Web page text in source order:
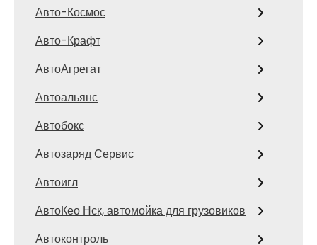
Авто-Космос
Авто-Крафт
АвтоАгрегат
Автоальянс
Автобокс
Автозаряд Сервис
Автоигл
АвтоКео Нск, автомойка для грузовиков
Автоконтроль